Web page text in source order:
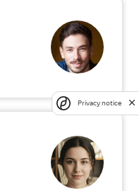
Privacy notice